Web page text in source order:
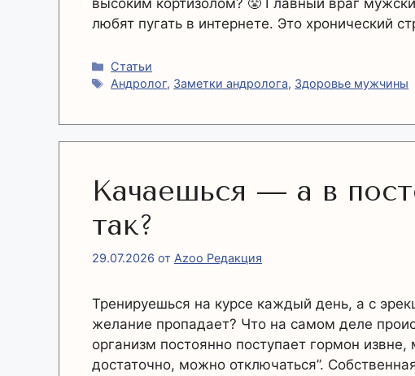
высоким кортизолом? 😤 Главный враг
любят пугать в интернете. Это хронический
Рубрики
Статьи
Метки
Андролог, Заметки андролога, Здоровье мужчины
Качаешься — а в
так?
29.07.2026 от Azoo Редакция
Тренируешься на курсе каждый день, а с
желание пропадает? Что на самом деле
организм постоянно поступает гормон извне,
достаточно, можно отключаться”.